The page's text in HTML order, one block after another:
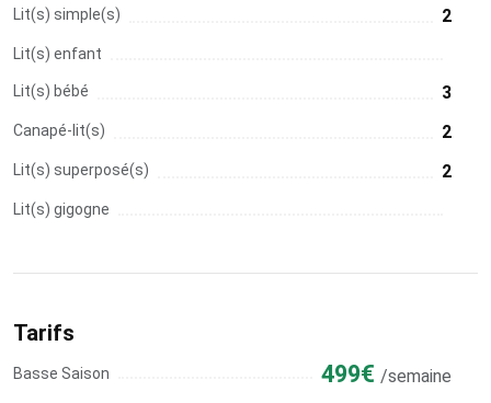
Lit(s) simple(s) 2
Lit(s) enfant
Lit(s) bébé 3
Canapé-lit(s) 2
Lit(s) superposé(s) 2
Lit(s) gigogne
Tarifs
Basse Saison 499€ /semaine